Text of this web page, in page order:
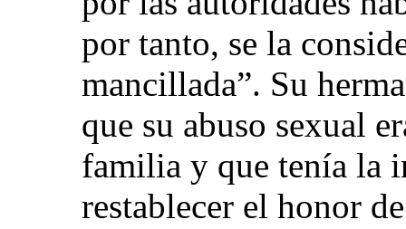
por tanto, se la
mancillada”. Su
que su abuso sexual
familia y que tenía la
restablecer el honor